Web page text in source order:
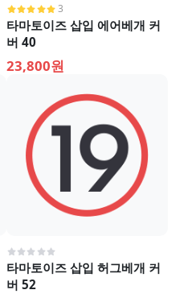
3
타마토이즈 삽입 에어베개 커
버 40
23,800원
타마토이즈 삽입 허그베개 커
버 52